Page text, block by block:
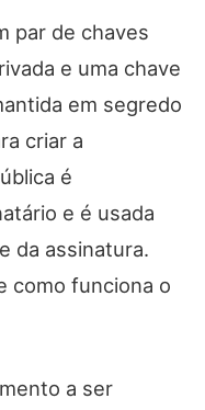
par de chaves
e uma chave
em segredo
criar a
é
e é usada
da assinatura.
como funciona o
a ser